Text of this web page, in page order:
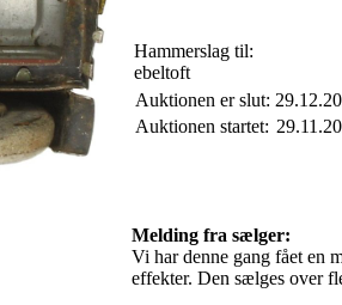
Hammerslag til:
ebeltoft
Auktionen er slut:
Auktionen startet:
Melding fra sælger:
Vi har denne gang fået en
effekter. Den sælges over